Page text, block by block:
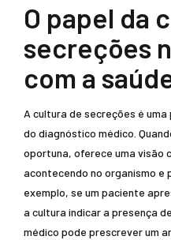
O papel da
secreções
com a
A cultura de secreções é
do diagnóstico médico.
oportuna, oferece uma visão
acontecendo no organismo
exemplo, se um paciente
a cultura indicar a presença
médico pode prescrever um